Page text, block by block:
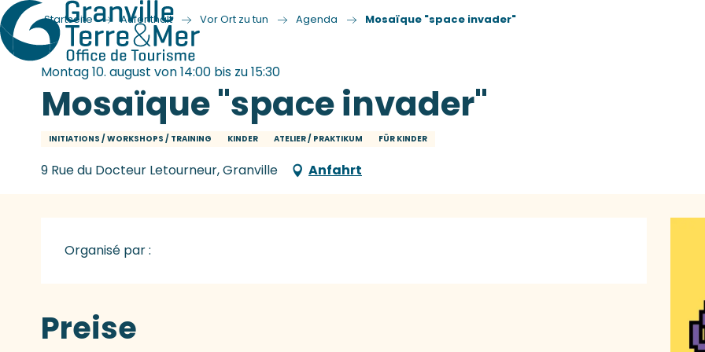
Startseite Aufenthalt Vor Ort zu tun Agenda Mosaïque "space invader"
Montag 10. august von 14:00 bis zu 15:30
Mosaïque "space invader"
INITIATIONS / WORKSHOPS / TRAINING KINDER ATELIER / PRAKTIKUM FÜR KINDER
9 Rue du Docteur Letourneur, Granville Anfahrt
Organisé par :
Preise